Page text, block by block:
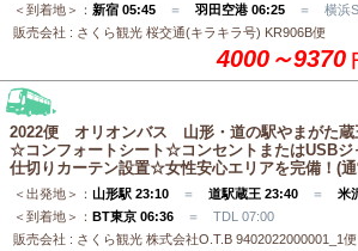
＜到着地＞： 新宿 05:45 ＝ 羽田空港 06:25 ＝ 横浜
販売会社 : さくら観光 桜交通(キラキラ号) KR906B便
4000～9370
2022便 オリオンバス 山形・道の駅やまがた
☆コンフォートシート☆コンセントまたはUSBジ
仕切りカーテン設置☆女性安心エリアを完備！(
＜出発地＞： 山形駅 23:10 ＝ 道駅蔵王 23:40 ＝ 米
＜到着地＞： BT東京 06:36 ＝ TDL 07:00
販売会社 : さくら観光 株式会社O.T.B 9402022000001_1便